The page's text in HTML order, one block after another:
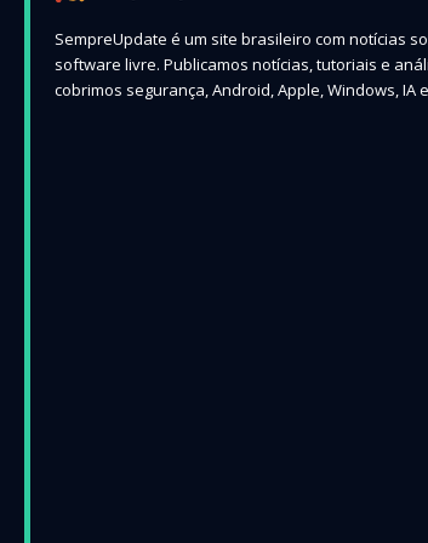
SempreUpdate é um site brasileiro com notícias
software livre. Publicamos notícias, tutoriais e
cobrimos segurança, Android, Apple, Windows, IA